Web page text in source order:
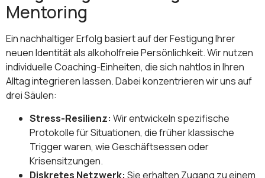
Mentoring
Ein nachhaltiger Erfolg basiert auf der Festigung Ihrer
neuen Identität als alkoholfreie Persönlichkeit. Wir nutzen
individuelle Coaching-Einheiten, die sich nahtlos in Ihren
Alltag integrieren lassen. Dabei konzentrieren wir uns auf
drei Säulen:
Stress-Resilienz: Wir entwickeln spezifische
Protokolle für Situationen, die früher klassische
Trigger waren, wie Geschäftsessen oder
Krisensitzungen.
Diskretes Netzwerk: Sie erhalten Zugang zu einem